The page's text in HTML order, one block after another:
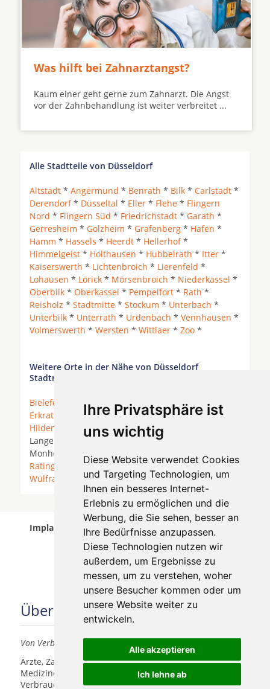
Ihre Privatsphäre ist
uns wichtig
Diese Website verwendet Cookies
und Targeting Technologien, um
Ihnen ein besseres Internet-
Erlebnis zu ermöglichen und die
Werbung, die Sie sehen, besser an
Ihre Bedürfnisse anzupassen.
Diese Technologien nutzen wir
außerdem, um Ergebnisse zu
messen, um zu verstehen, woher
unsere Besucher kommen oder um
unsere Website weiter zu
entwickeln.
Alle akzeptieren
Ich lehne ab
Was hilft bei Zahnarztangst?
Kaum einer geht gerne zum Zahnarzt. Die Angst
vor der Zahnbehandlung ist weiter verbreitet ...
Alle Stadtteile von Düsseldorf
Altstadt * Angermund * Benrath * Bilk * Carlstadt *
Derendorf* Düsseltal * Eller * Flehe * Flingern
Nord * Flingern Süd * Friedrichstadt * Garath *
Gerresheim * Golzheim * Grafenberg * Hafen *
Hamm * Hassels * Heerdt * Hellerhof*
Himmelgeist * Holthausen * Hubbelrath * Itter *
Kaiserswerth * Lichtenbroich * Lierenfeld *
Lohausen * Lörick * Mörsenbroich * Niederkassel *
Oberbilk * Oberkassel * Pempelfort * Rath *
Reisholz * Stadtmitte * Stockum * Unterbach *
Unterbilk * Unterrath * Urdenbach * Vennhausen *
Volmerswerth * Wersten * Wittlaer * Zoo *
Weitere Orte in der Nähe von Düsseldorf
Stadtmitte
Bielefeld Dormagen* Duisburg *Düsseldorf
*
Erkrath
Grevenbroich * Haan * Heiligenhaus *
Hilden
Kaarst* Korschenbroich * Krefeld *
Langenfeld (Rheinland) *Meerbusch
Monheim am Rhein * Mönchengladbach Neuss
Ratingen
* Rommerskirchen *Willich*Wuppertal*
Wülfrath
Implantologen in Düsseldorf Stadtmitte wurde am
05 August 2026 aktualisiert.
Über uns
Von Verbrauchern für Verbraucher
Ärzte, Zahnärzte, Akustiker und andere
Medizindienstleister haben hier die Möglichkeit, sich
Verbrauchern vorzustellen.